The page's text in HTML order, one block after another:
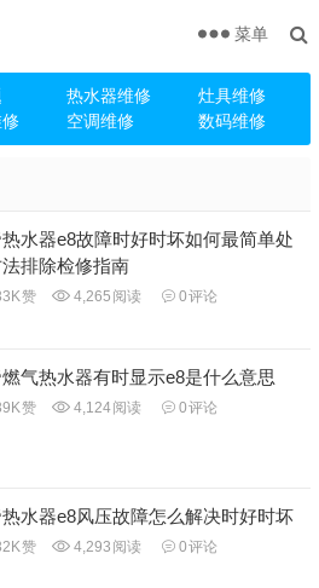
热水器维修
灶具维修
空调维修 数码维修
菜单
水器e8故障时好时坏如何最简单处
排除检修指南
赞 4,265 阅读 0评论
气热水器有时显示e8是什么意思
赞 4,124阅读 0评论
水器e8风压故障怎么解决时好时坏
赞 4,293 阅读 0评论